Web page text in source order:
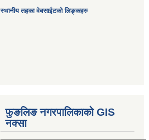
स्थानीय तहका वेबसाईटको लिङ्कहरु
फुङलिङ नगरपालिकाको GIS
नक्सा